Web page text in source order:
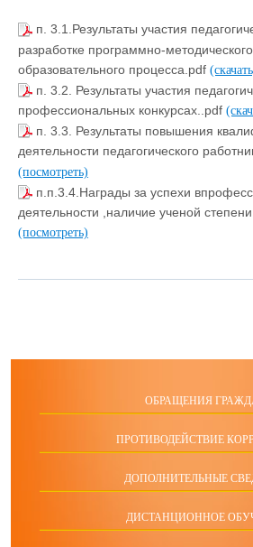
п. 3.1.Результаты участия
разработке программно-
образовательного процесса.pdf
п. 3.2. Результаты участия
профессиональных конкурсах..pdf
п. 3.3. Результаты повышения
деятельности педагогического
(посмотреть)
п.п.3.4.Награды за успехи
деятельности ,наличие ученой
(посмотреть)
ОБРАЩЕНИЯ
ПРОТИВОДЕЙСТВИЕ
ДОПОЛНИТЕЛЬНЫЕ
ДИСТАНЦИОННОЕ